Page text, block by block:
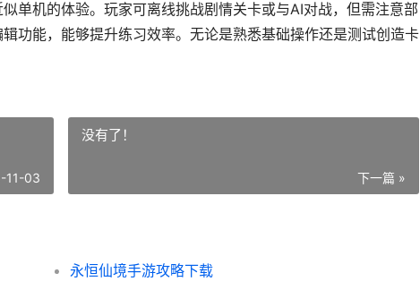
单机的体验。玩家可离线挑战剧情关卡或与AI对战，但需注意部
功能，能够提升练习效率。无论是熟悉基础操作还是测试创造卡
11-03
没有了！
下一篇 »
永恒仙境手游攻略下载